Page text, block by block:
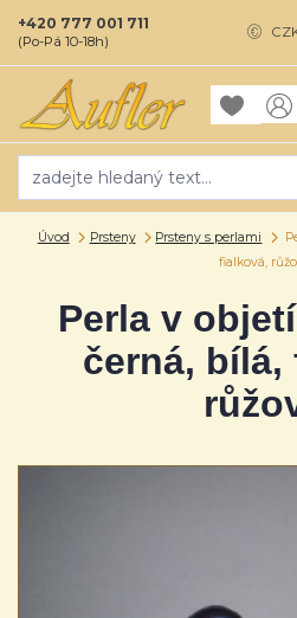
+420 777 001 711
(Po-Pá 10-18h)
Úvod Prsteny Prsteny s perlami
fialková,
Perla v
černá, bílá,